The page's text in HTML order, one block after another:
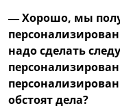
— Хорошо, мы
надо сделать
обстоят дела?